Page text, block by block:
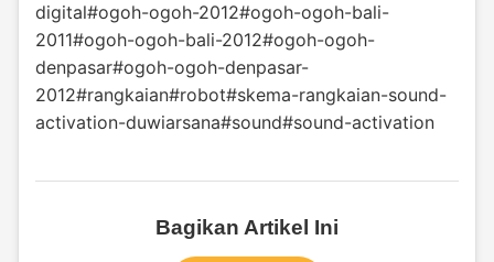
digital#ogoh-ogoh-2012#ogoh-ogoh-bali-
2011#ogoh-ogoh-bali-2012#ogoh-ogoh-
denpasar#ogoh-ogoh-denpasar-
2012#rangkaian#robot#skema-rangkaian-sound-
activation-duwiarsana#sound#sound-activation
Bagikan Artikel Ini